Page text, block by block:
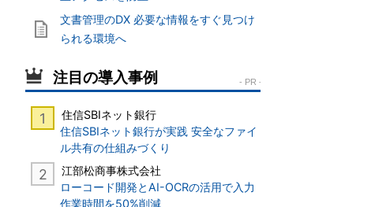
文書管理のDX 必要な情報をすぐ見つけ
られる環境へ